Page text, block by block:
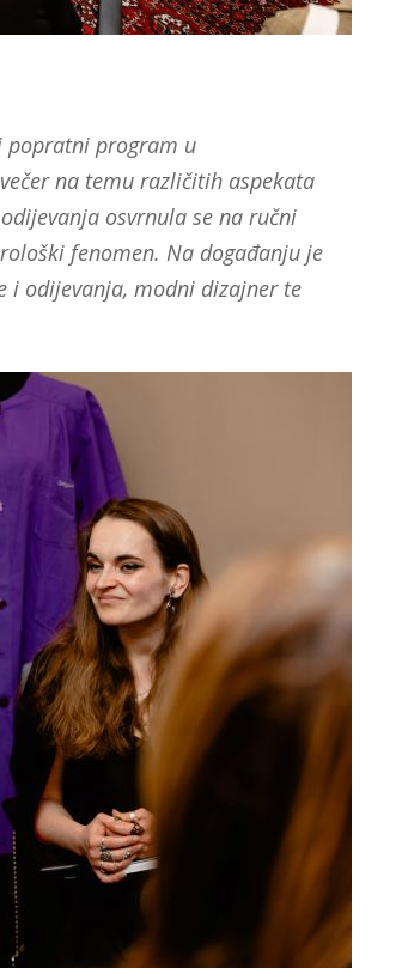
popratni program u
na temu različitih aspekata
osvrnula se na ručni
fenomen. Na događanju je
i odijevanja, modni dizajner te